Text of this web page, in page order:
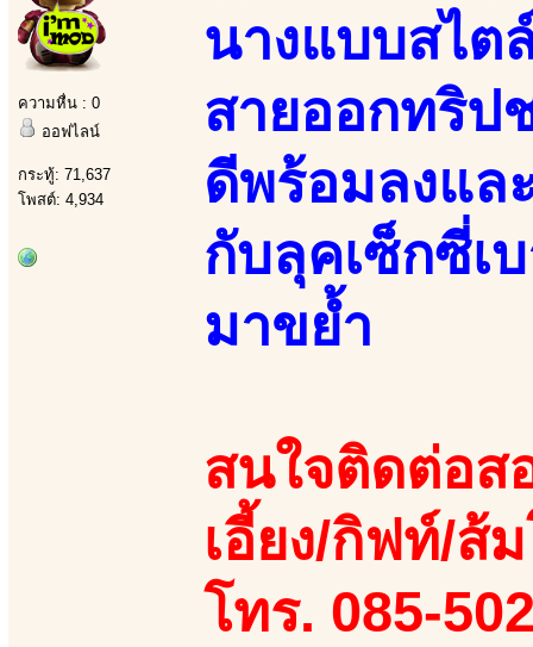
ความหื่น : 0
ออฟไลน์
กระทู้: 71,637
โพสต์: 4,934
นางแบบสไต
สายออกทริป
ดีพร้อมลงแล
กับลุคเซ็กซี่เ
มาขย้ำ
สนใจติดต่อส
เอี้ยง/กิฟท์/ส้
โทร. 085-